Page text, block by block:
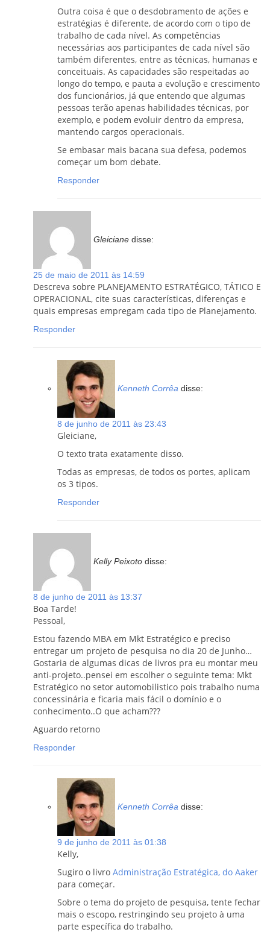
Outra coisa é que o desdobramento de ações e
estratégias é diferente, de acordo com o tipo de
trabalho de cada nível. As competências
necessárias aos participantes de cada nível são
também diferentes, entre as técnicas, humanas e
conceituais. As capacidades são respeitadas ao
longo do tempo, e pauta a evolução e crescimento
dos funcionários, já que entendo que algumas
pessoas terão apenas habilidades técnicas, por
exemplo, e podem evoluir dentro da empresa,
mantendo cargos operacionais.
Se embasar mais bacana sua defesa, podemos
começar um bom debate.
Responder
Gleiciane disse:
25 de maio de 2011 às 14:59
Descreva sobre PLANEJAMENTO ESTRATÉGICO, TÁTICO E
OPERACIONAL, cite suas características, diferenças e
quais empresas empregam cada tipo de Planejamento.
Responder
Kenneth Corrêa disse:
8 de junho de 2011 às 23:43
Gleiciane,
O texto trata exatamente disso.
Todas as empresas, de todos os portes, aplicam
os 3 tipos.
Responder
Kelly Peixoto disse:
8 de junho de 2011 às 13:37
Boa Tarde!
Pessoal,
Estou fazendo MBA em Mkt Estratégico e preciso
entregar um projeto de pesquisa no dia 20 de Junho…
Gostaria de algumas dicas de livros pra eu montar meu
anti-projeto..pensei em escolher o seguinte tema: Mkt
Estratégico no setor automobilistico pois trabalho numa
concessinária e ficaria mais fácil o domínio e o
conhecimento..O que acham???
Aguardo retorno
Responder
Kenneth Corrêa disse:
9 de junho de 2011 às 01:38
Kelly,
Sugiro o livro Administração Estratégica, do Aaker
para começar.
Sobre o tema do projeto de pesquisa, tente fechar
mais o escopo, restringindo seu projeto à uma
parte específica do trabalho.